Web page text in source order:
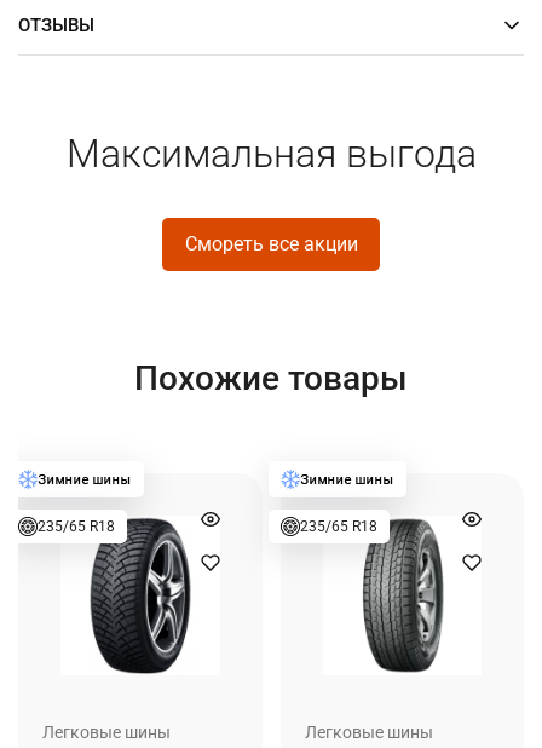
ОТЗЫВЫ
Максимальная выгода
Смореть все акции
Похожие товары
235/65 R18
Легковые шины
235/65 R18
Легковые шины